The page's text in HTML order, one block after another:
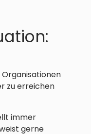
zu erreichen
immer
gerne